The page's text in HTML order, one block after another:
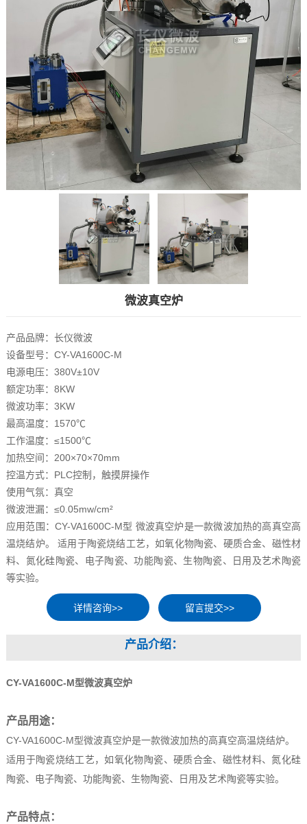
微波真空炉
产品品牌：长仪微波
设备型号：CY-VA1600C-M
电源电压：380V±10V
额定功率：8KW
微波功率：3KW
最高温度：1570℃
工作温度：≤1500℃
加热空间：200×70×70mm
控温方式：PLC控制，触摸屏操作
使用气氛：真空
微波泄漏：≤0.05mw/cm²
应用范围：CY-VA1600C-M型 微波真空炉是一款微波加热的高真空高
温烧结炉。 适用于陶瓷烧结工艺，如氧化物陶瓷、硬质合金、磁性材
料、氮化硅陶瓷、电子陶瓷、功能陶瓷、生物陶瓷、日用及艺术陶瓷
等实验。
留言提交>>
产品介绍：
CY-VA1600C-M型微波真空炉
产品用途：
CY-VA1600C-M型微波真空炉是一款微波加热的高真空高温烧结炉。
适用于陶瓷烧结工艺，如氧化物陶瓷、硬质合金、磁性材料、氮化硅
陶瓷、电子陶瓷、功能陶瓷、生物陶瓷、日用及艺术陶瓷等实验。
产品特点：